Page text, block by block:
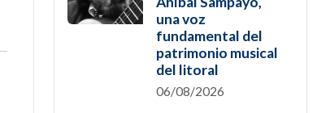
una voz
fundamental del
patrimonio musical
del litoral
06/08/2026